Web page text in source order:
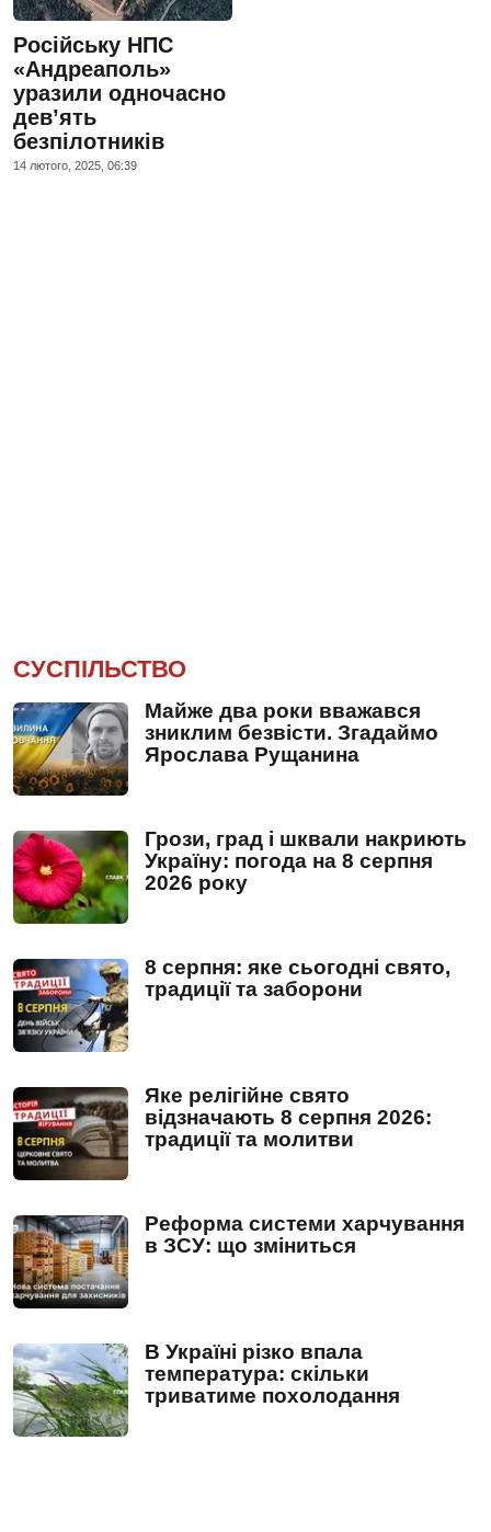
Російську НПС
«Андреаполь»
уразили одночасно
дев’ять
безпілотників
14 лютого, 2025, 06:39
СУСПІЛЬСТВО
Майже два роки вважався
зниклим безвісти. Згадаймо
Ярослава Рущанина
Грози, град і шквали накриють
Україну: погода на 8 серпня
2026 року
8 серпня: яке сьогодні свято,
традиції та заборони
Яке релігійне свято
відзначають 8 серпня 2026:
традиції та молитви
Реформа системи харчування
в ЗСУ: що зміниться
В Україні різко впала
температура: скільки
триватиме похолодання